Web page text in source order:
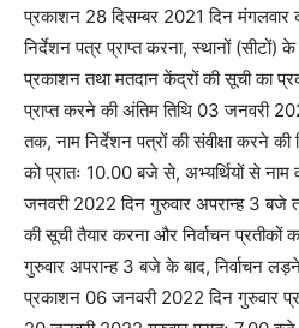
प्रकाशन 28 दिसम्बर 2021 दिन मंगलवार
निर्देशन पत्र प्राप्त करना, स्थानों
प्रकाशन तथा मतदान केंद्रों की सूची का
प्राप्त करने की अंतिम तिथि 03 जनवरी
तक, नाम निर्देशन पत्रों की संवीक्षा करने
को प्रातः 10.00 बजे से, अभ्यर्थियों से
जनवरी 2022 दिन गुरुवार अपरान्ह 3 बजे
की सूची तैयार करना और निर्वाचन
गुरुवार अपरान्ह 3 बजे के बाद, निर्वाचन
प्रकाशन 06 जनवरी 2022 दिन गुरुवार